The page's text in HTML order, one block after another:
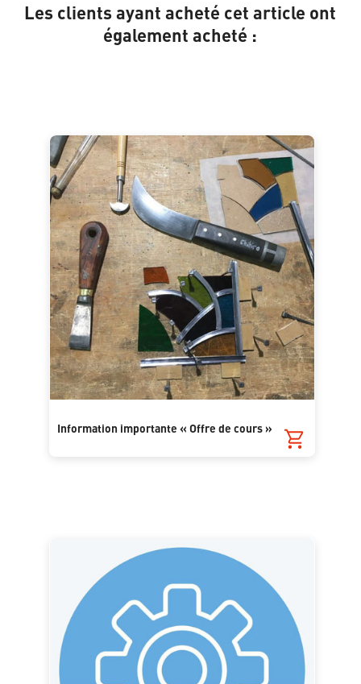
Les clients ayant acheté cet article ont
également acheté :
Information importante « Offre de cours »